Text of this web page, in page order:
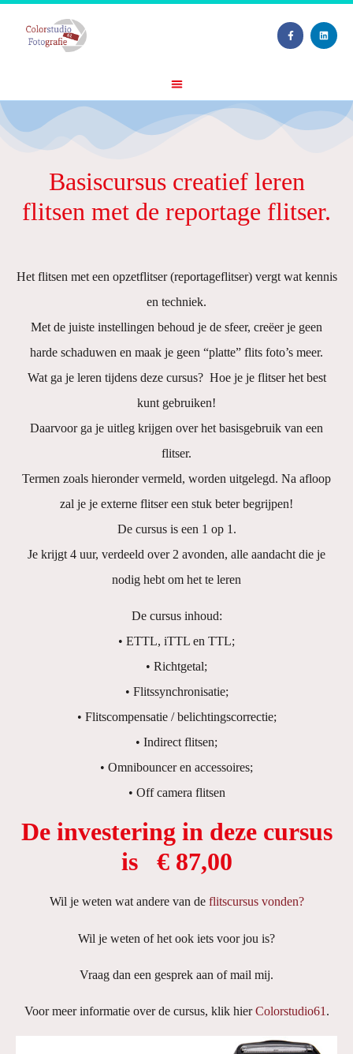
Basiscursus creatief leren
flitsen met de reportage flitser.
Het flitsen met een opzetflitser (reportageflitser) vergt wat kennis
en techniek.
Met de juiste instellingen behoud je de sfeer, creëer je geen
harde schaduwen en maak je geen “platte” flits foto’s meer.
Wat ga je leren tijdens deze cursus? Hoe je je flitser het best
kunt gebruiken!
Daarvoor ga je uitleg krijgen over het basisgebruik van een
flitser.
Termen zoals hieronder vermeld, worden uitgelegd. Na afloop
zal je je externe flitser een stuk beter begrijpen!
De cursus is een 1 op 1.
Je krijgt 4 uur, verdeeld over 2 avonden, alle aandacht die je
nodig hebt om het te leren
De cursus inhoud:
• ETTL, iTTL en TTL;
• Richtgetal;
• Flitssynchronisatie;
• Flitscompensatie / belichtingscorrectie;
• Indirect flitsen;
• Omnibouncer en accessoires;
• Off camera flitsen
De investering in deze cursus
is € 87,00
Wil je weten wat andere van de flitscursus vonden?
Wil je weten of het ook iets voor jou is?
Vraag dan een gesprek aan of mail mij.
Voor meer informatie over de cursus, klik hierColorstudio61.